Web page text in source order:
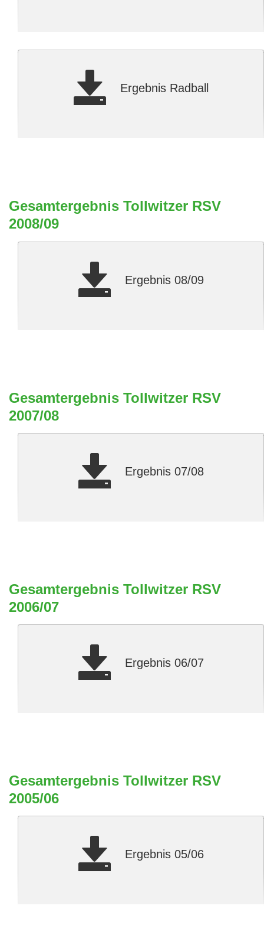
Ergebnis Radball
Gesamtergebnis Tollwitzer RSV
2008/09
Ergebnis 08/09
Gesamtergebnis Tollwitzer RSV
2007/08
Ergebnis 07/08
Gesamtergebnis Tollwitzer RSV
2006/07
Ergebnis 06/07
Gesamtergebnis Tollwitzer RSV
2005/06
Ergebnis 05/06